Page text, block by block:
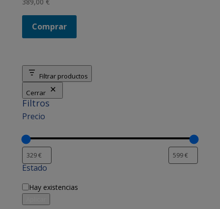
Comprar
Filtrar productos
Cerrar
Filtros
Precio
Estado
Disponibilidad
Hay existencias